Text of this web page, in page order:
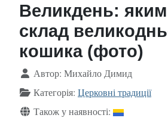
Великдень:
склад
кошика (фото)
ДеталіАвтор: Михайло Димид
Категорія: Церковні традиції
Також у наявності: